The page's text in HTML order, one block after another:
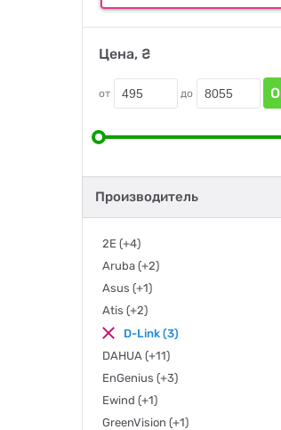
Цена, ₴
от до
Производитель
2E (+4)
Aruba (+2)
Asus (+1)
Atis (+2)
D-Link (3)
DAHUA (+11)
EnGenius (+3)
Ewind (+1)
GreenVision (+1)